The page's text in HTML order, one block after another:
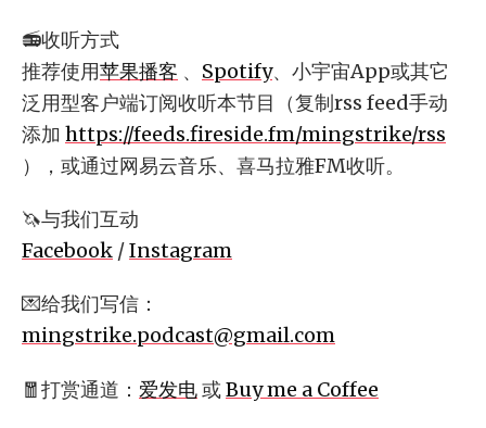
📻收听方式
推荐使用苹果播客 、 Spotify、小宇宙App或其它
泛用型客户端订阅收听本节目（复制rss feed手动
添加 https://feeds.fireside.fm/mingstrike/rss
），或通过网易云音乐、喜马拉雅FM收听。
🦄与我们互动
Facebook /Instagram
💌给我们写信：
mingstrike.podcast@gmail.com
🧧打赏通道： 爱发电或Buy me a Coffee